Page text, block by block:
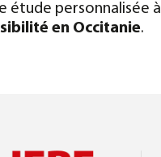
étude personnalisée à
en Occitanie.